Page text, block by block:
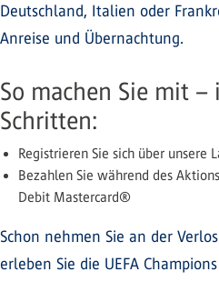
Deutschland, Italien oder
Anreise und Übernachtung.
So machen Sie mit
Schritten:
Registrieren Sie sich über unsere
Bezahlen Sie während des
Debit Mastercard®
Schon nehmen Sie an der
erleben Sie die UEFA